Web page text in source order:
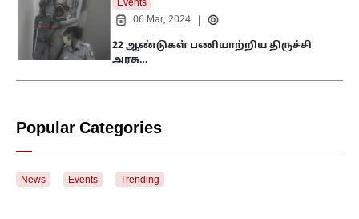
Events
06 Mar, 2024
22 ஆண்டுகள் பணியாற்றிய திருச்சி
அரசு…
Popular Categories
News Events Trending